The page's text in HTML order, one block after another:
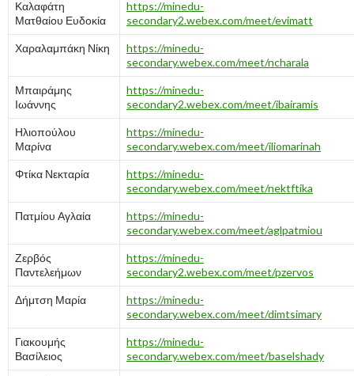
Καλαφάτη
Ματθαίου Ευδοκία
https://minedu-
secondary2.webex.com/meet/evimatt
Χαραλαμπάκη Νίκη
https://minedu-
secondary.webex.com/meet/ncharala
Μπαιράμης
Ιωάννης
https://minedu-
secondary2.webex.com/meet/ibairamis
Ηλιοπούλου
Μαρίνα
https://minedu-
secondary.webex.com/meet/iliomarinah
Φτίκα Νεκταρία
https://minedu-
secondary.webex.com/meet/nektftika
Πατμίου Αγλαία
https://minedu-
secondary.webex.com/meet/aglpatmiou
Ζερβός
Παντελεήμων
https://minedu-
secondary2.webex.com/meet/pzervos
Δήμτση Μαρία
https://minedu-
secondary.webex.com/meet/dimtsimary
Γιακουμής
Βασίλειος
https://minedu-
secondary.webex.com/meet/baselshady